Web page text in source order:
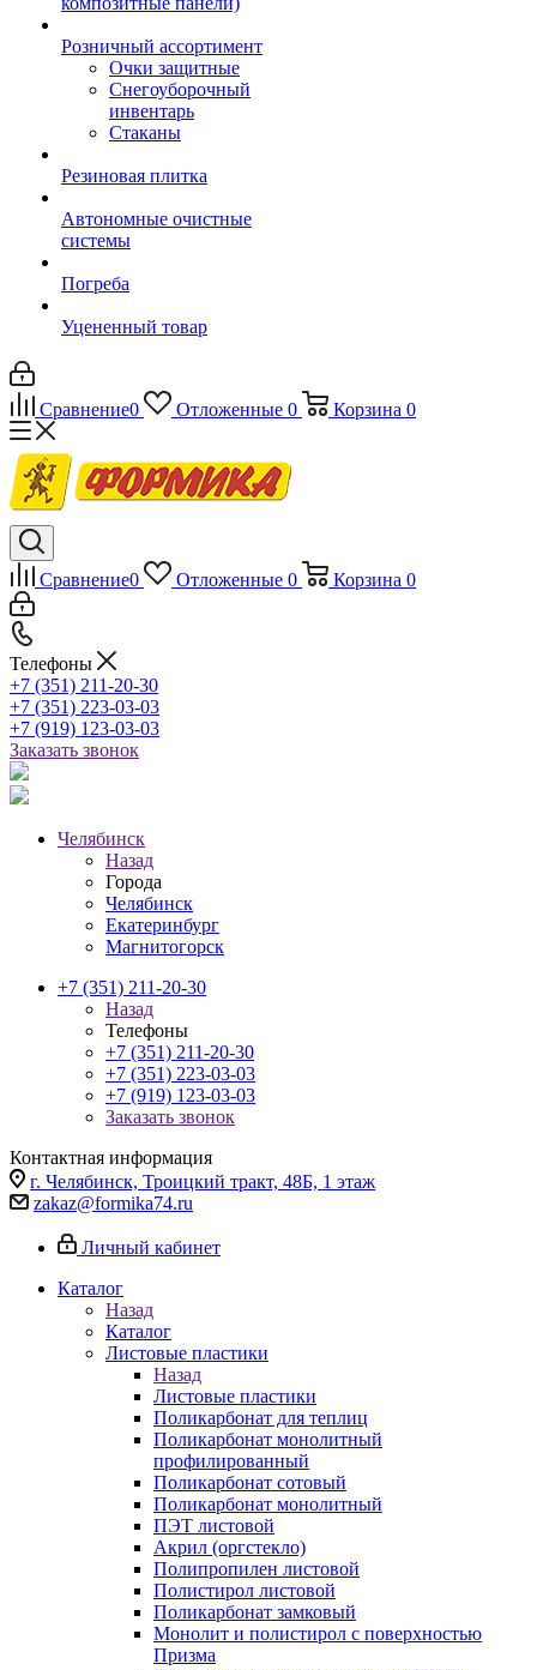
Розничный ассортимент
Очки защитные
Снегоуборочный
инвентарь
Стаканы
Резиновая плитка
Автономные очистные
системы
Погреба
Уцененный товар
Сравнение0 Отложенные 0 Корзина 0
Сравнение0 Отложенные 0 Корзина 0
Телефоны
+7 (351) 211-20-30
+7 (351) 223-03-03
+7 (919) 123-03-03
Заказать звонок
Челябинск
Назад
Города
Челябинск
Екатеринбург
Магнитогорск
+7 (351) 211-20-30
Назад
Телефоны
+7 (351) 211-20-30
+7 (351) 223-03-03
+7 (919) 123-03-03
Заказать звонок
Контактная информация
г. Челябинск, Троицкий тракт, 48Б, 1 этаж
zakaz@formika74.ru
Личный кабинет
Каталог
Назад
Каталог
Листовые пластики
Назад
Листовые пластики
Поликарбонат для теплиц
Поликарбонат монолитный
профилированный
Поликарбонат сотовый
Поликарбонат монолитный
ПЭТ листовой
Акрил (оргстекло)
Полипропилен листовой
Полистирол листовой
Поликарбонат замковый
Монолит и полистирол с поверхностью
Призма